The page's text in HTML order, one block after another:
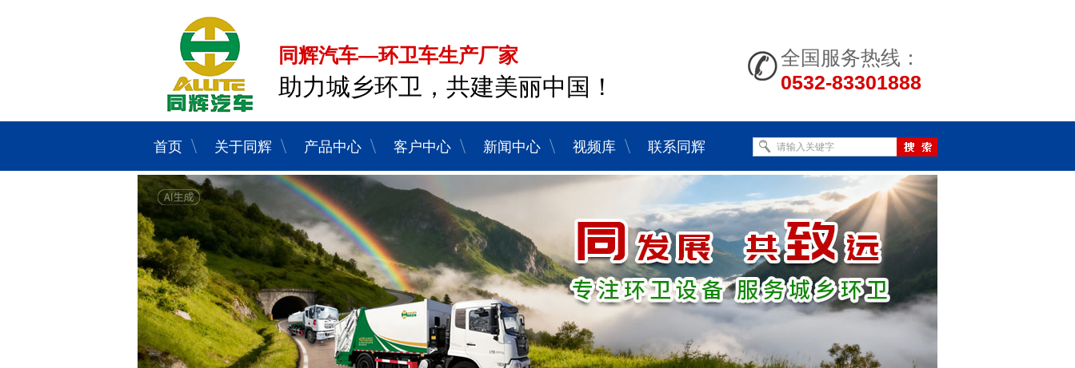
同辉汽车—环卫车生产厂家
助力城乡环卫，共建美丽中国！
全国服务热线：
0532-83301888
首页 关于同辉 产品中心 客户中心 新闻中心 视频库 联系同辉